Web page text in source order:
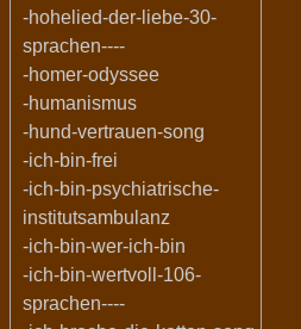
-hohelied-der-liebe-30-
sprachen----
-homer-odyssee
-humanismus
-hund-vertrauen-song
-ich-bin-frei
-ich-bin-psychiatrische-
institutsambulanz
-ich-bin-wer-ich-bin
-ich-bin-wertvoll-106-
sprachen----